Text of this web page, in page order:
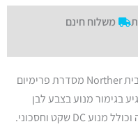
משלוח חינם
מאוורר תקרה מעוצב דגם YORK(יורק) מבית Norther מסדרת פרימיום
מאוורר זה מגיע בגימור מנוע בצבע לבן
ולהבים בצבע עץ טיק. אידאלי לחדרי שינה וכולל מנוע DC שקט וחסכוני.